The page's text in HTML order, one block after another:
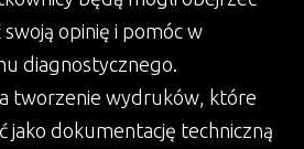
opinię i pomóc w
diagnostycznego.
tworzenie wydruków, które
jako dokumentację techniczną